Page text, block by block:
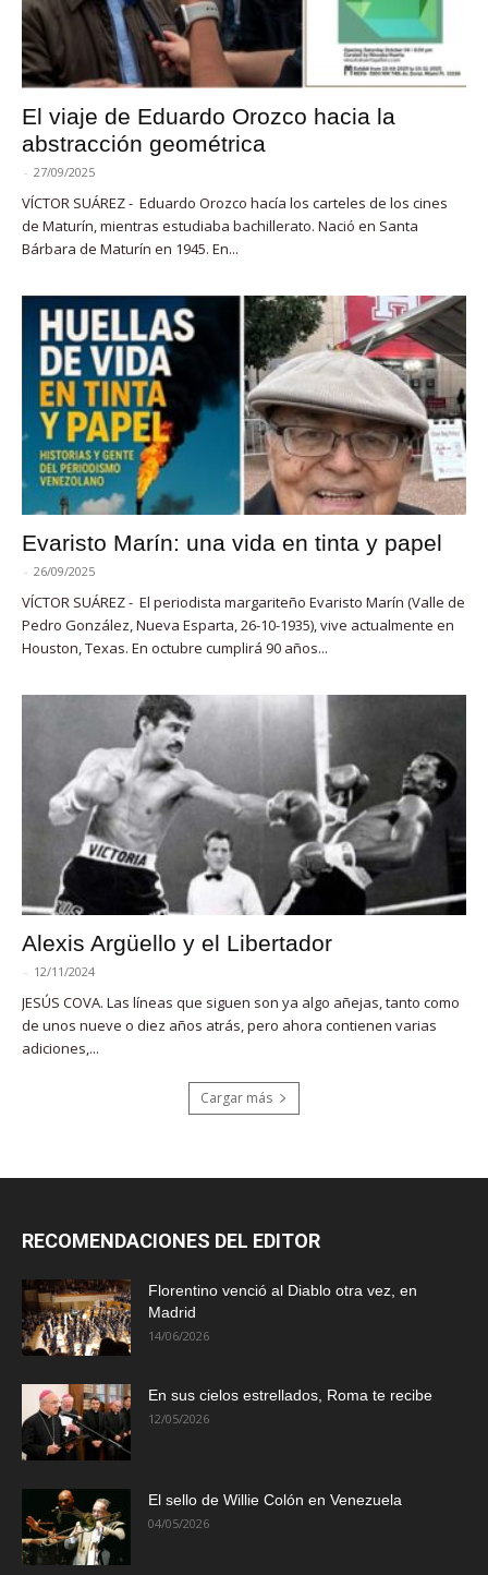
El viaje de Eduardo Orozco hacia la
abstracción geométrica
- 27/09/2025
VÍCTOR SUÁREZ - Eduardo Orozco hacía los carteles de los cines
de Maturín, mientras estudiaba bachillerato. Nació en Santa
Bárbara de Maturín en 1945. En...
Evaristo Marín: una vida en tinta y papel
- 26/09/2025
VÍCTOR SUÁREZ - El periodista margariteño Evaristo Marín (Valle de
Pedro González, Nueva Esparta, 26-10-1935), vive actualmente en
Houston, Texas. En octubre cumplirá 90 años...
Alexis Argüello y el Libertador
- 12/11/2024
JESÚS COVA. Las líneas que siguen son ya algo añejas, tanto como
de unos nueve o diez años atrás, pero ahora contienen varias
adiciones,...
Cargar más
RECOMENDACIONES DEL EDITOR
Florentino venció al Diablo otra vez, en
Madrid
14/06/2026
En sus cielos estrellados, Roma te recibe
12/05/2026
El sello de Willie Colón en Venezuela
04/05/2026